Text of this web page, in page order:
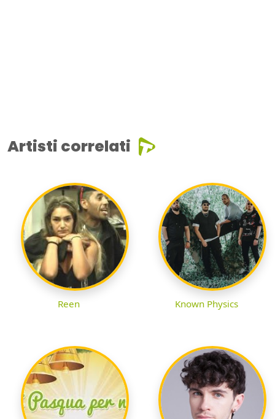
Artisti correlati
Reen Known Physics